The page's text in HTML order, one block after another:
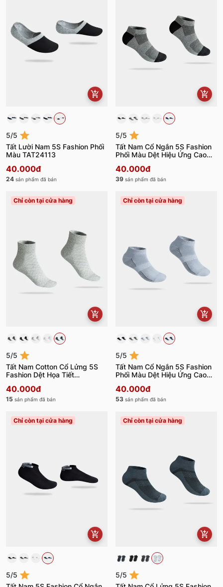
5/5
Tất Lười Nam 5S Fashion Phối
Màu TAT24113
40.000đ
24 sản phẩm đã bán
5/5
Tất Nam Cổ Ngắn 5S Fashion
Phối Màu Dệt Hiệu Ứng Cao
40.000đ
39 sản phẩm đã bán
Chỉ còn tại cửa hàng
5/5
Tất Nam Cotton Cổ Lửng 5S
Fashion Dệt Họa Tiết
40.000đ
15 sản phẩm đã bán
Chỉ còn tại cửa hàng
5/5
Tất Nam Cổ Ngắn 5S Fashion
Phối Màu Dệt Hiệu Ứng Cao
40.000đ
53 sản phẩm đã bán
Chỉ còn tại cửa hàng
5/5
Chỉ còn tại cửa hàng
5/5